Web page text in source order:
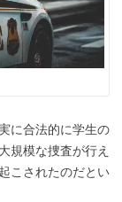
に合法的に学生の
規模な捜査が行え
こされたのだとい